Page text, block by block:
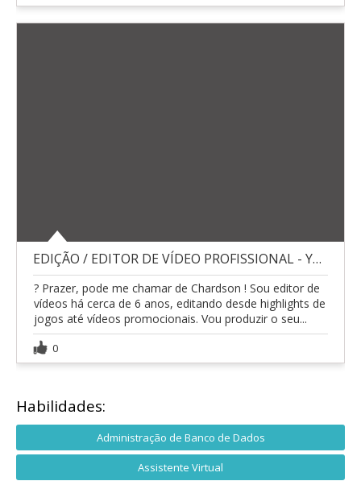
EDIÇÃO / EDITOR DE VÍDEO PROFISSIONAL - YOUTUBE, E
? Prazer, pode me chamar de Chardson ! Sou editor de
vídeos há cerca de 6 anos, editando desde highlights de
jogos até vídeos promocionais. Vou produzir o seu...
0
Habilidades:
Administração de Banco de Dados
Assistente Virtual